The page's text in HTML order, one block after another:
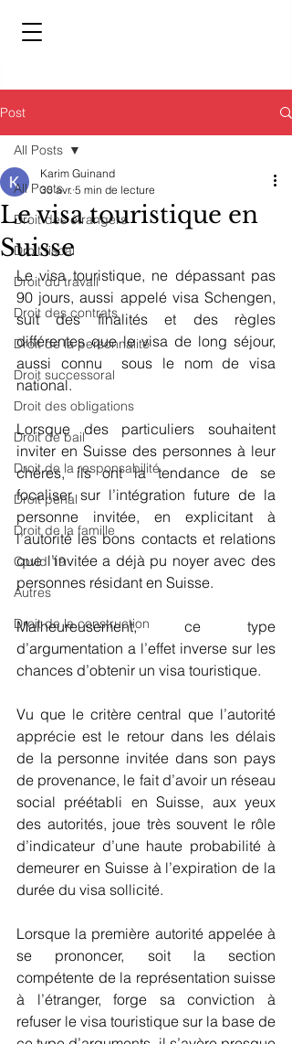
Post
All Posts
Droit des étrangers
Droit fiscal
Droit du travail
Droit des contrats
Droit de la personnalité
Droit successoral
Droit des obligations
Droit de bail
Droit de la responsabilité
Droit pénal
Droit de la famille
Covid 19
Autres
Droit de la construction
All Posts
Le visa touristique en
Suisse
Karim Guinand
30 avr. 5 min de lecture
Le visa touristique, ne dépassant pas
90 jours, aussi appelé visa Schengen,
suit des finalités et des règles
différentes que le visa de long séjour,
aussi connu  sous le nom de visa
national.
Lorsque des particuliers souhaitent
inviter en Suisse des personnes à leur
chères, ils ont la tendance de se
focaliser sur l’intégration future de la
personne invitée, en explicitant à
l’autorité les bons contacts et relations
que l’invitée a déjà pu noyer avec des
personnes résidant en Suisse.
Malheureusement, ce type
d’argumentation a l’effet inverse sur les
chances d’obtenir un visa touristique.
Vu que le critère central que l’autorité
apprécie est le retour dans les délais
de la personne invitée dans son pays
de provenance, le fait d’avoir un réseau
social préétabli en Suisse, aux yeux
des autorités, joue très souvent le rôle
d’indicateur d’une haute probabilité à
demeurer en Suisse à l’expiration de la
durée du visa sollicité.
Lorsque la première autorité appelée à
se prononcer, soit la section
compétente de la représentation suisse
à l’étranger, forge sa conviction à
refuser le visa touristique sur la base de